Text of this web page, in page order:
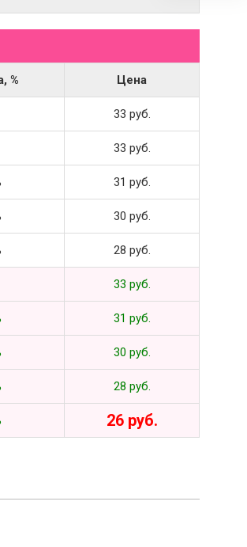
% Цена
33 руб.
33 руб.
31 руб.
30 руб.
28 руб.
33 руб.
31 руб.
30 руб.
28 руб.
26 руб.